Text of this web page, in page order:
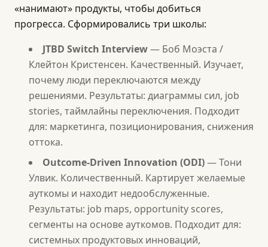
«нанимают» продукты, чтобы добиться
прогресса. Сформировались три школы:
JTBD Switch Interview— Боб Моэста /
Клейтон Кристенсен. Качественный. Изучает,
почему люди переключаются между
решениями. Результаты: диаграммы сил, job
stories, таймлайны переключения. Подходит
для: маркетинга, позиционирования, снижения
оттока.
Outcome-Driven Innovation (ODI)— Тони
Улвик. Количественный. Картирует желаемые
ауткомы и находит недообслуженные.
Результаты: job maps, opportunity scores,
сегменты на основе ауткомов. Подходит для:
системных продуктовых инноваций,